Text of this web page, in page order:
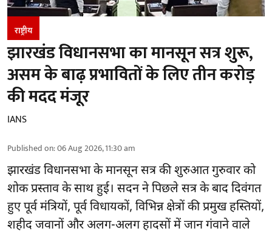
राष्ट्रीय
झारखंड विधानसभा का मानसून सत्र शुरू,
असम के बाढ़ प्रभावितों के लिए तीन करोड़
की मदद मंजूर
IANS
Published on:06 Aug 2026, 11:30 am
झारखंडविधानसभा के मानसून सत्र की शुरुआत गुरुवार को
शोक प्रस्ताव के साथ हुई। सदन ने पिछले सत्र के बाद दिवंगत
हुए पूर्व मंत्रियों, पूर्व विधायकों, विभिन्न क्षेत्रों की प्रमुख हस्तियों,
शहीद जवानों और अलग-अलग हादसों में जान गंवाने वाले